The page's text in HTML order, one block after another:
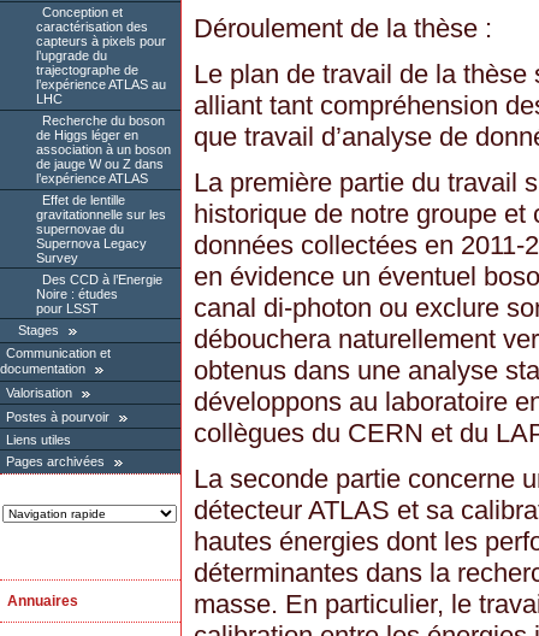
Conception et
caractérisation des
capteurs à pixels pour
l’upgrade du
trajectographe de
l’expérience ATLAS au
LHC
Recherche du boson
de Higgs léger en
association à un boson
de jauge W ou Z dans
l’expérience ATLAS
Effet de lentille
gravitationnelle sur les
supernovae du
Supernova Legacy
Survey
Des CCD à l’Energie
Noire : études
pour LSST
Stages
Communication et
documentation
Valorisation
Postes à pourvoir
Liens utiles
Pages archivées
Annuaires
Déroulement de la thèse :
Le plan de travail de la
alliant tant compréhension
que travail d’analyse de
La première partie du travail
historique de notre groupe
données collectées en 2011-
en évidence un éventuel
canal di-photon ou exclure
débouchera naturellement
obtenus dans une analyse
développons au laboratoire
collègues du CERN et du
La seconde partie concerne
détecteur ATLAS et sa
hautes énergies dont les
déterminantes dans la
masse. En particulier, le